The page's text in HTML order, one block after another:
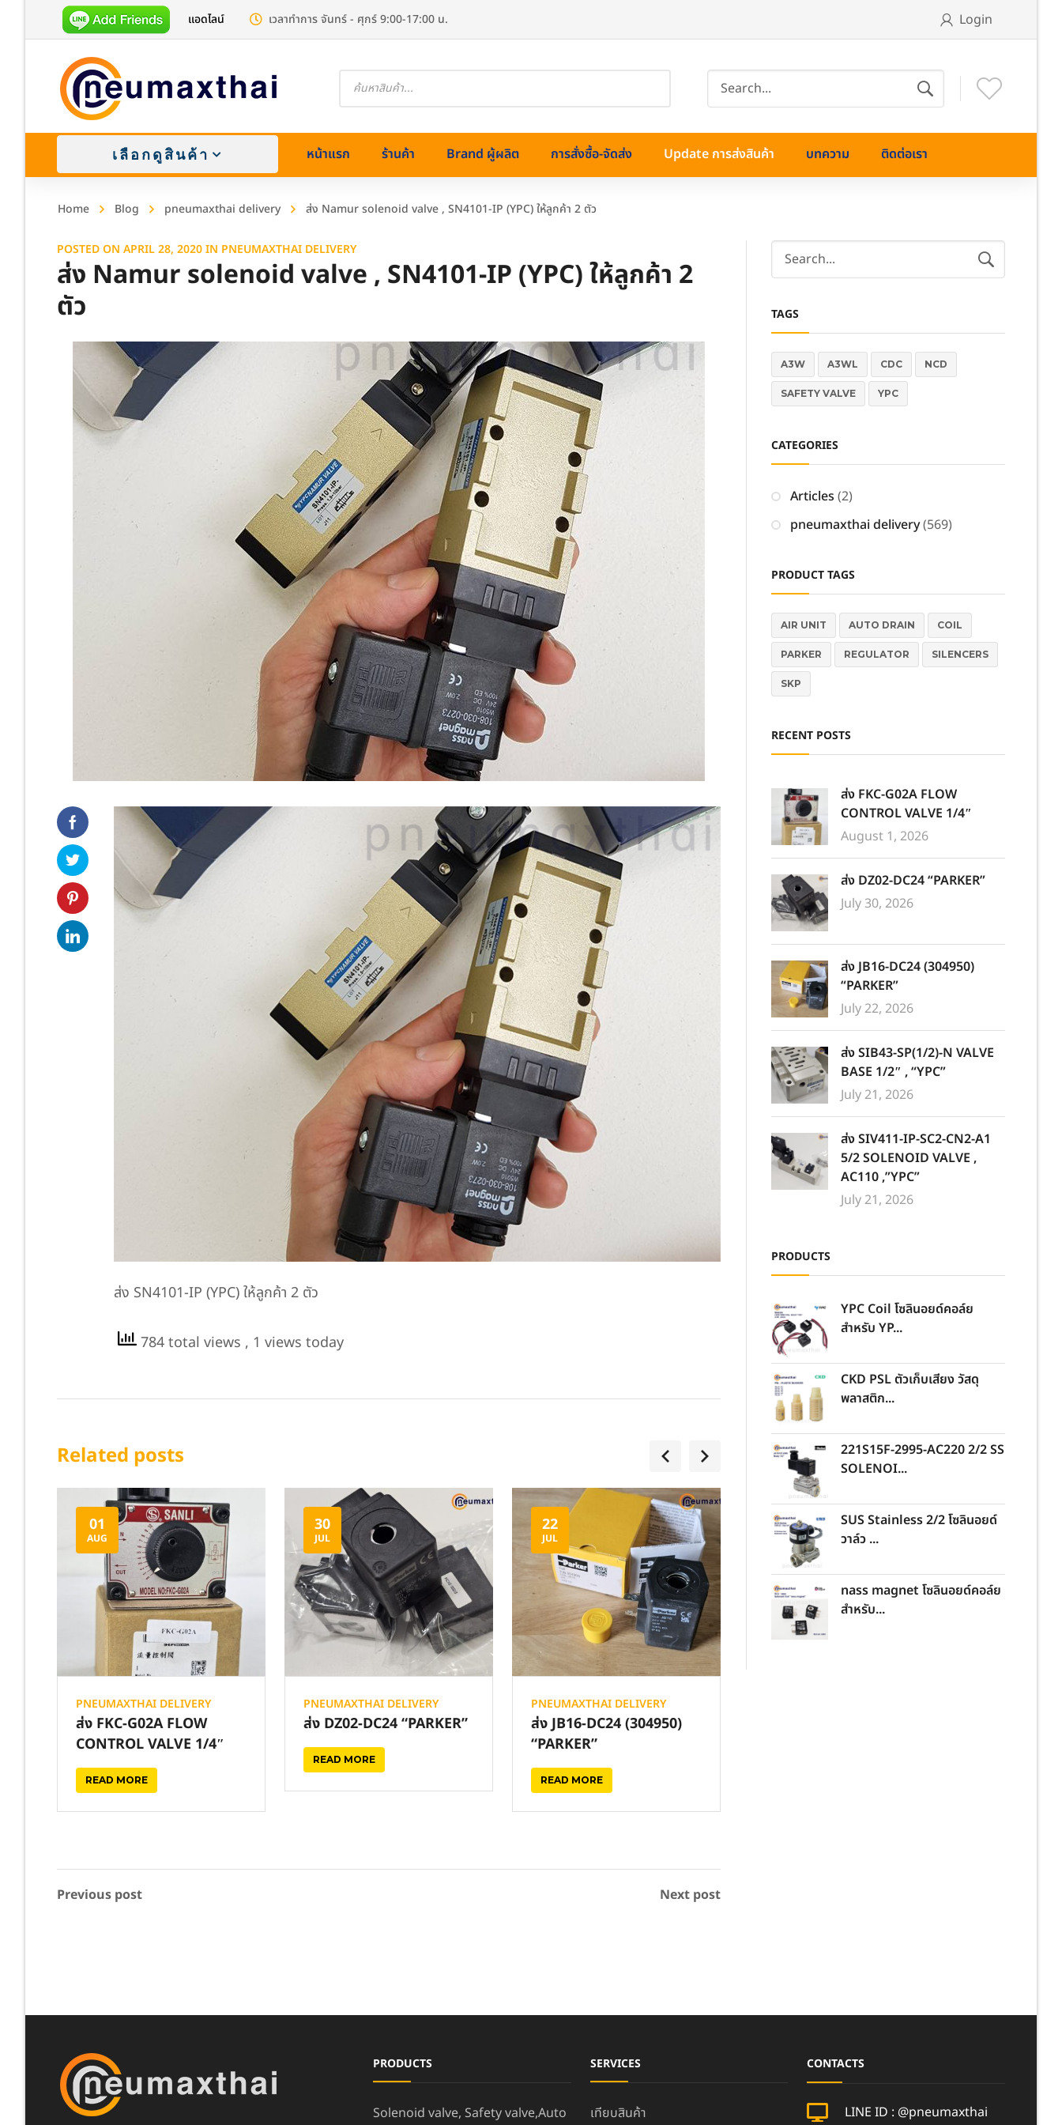
แอดไลน์ เวลาทำการ จันทร์ - ศุกร์ 9:00-17:00 น. Login
Products
เลือกดูสินค้า
Cast Iron (เหล็กหล่อ)
หน้าแรก ร้านค้า Brand ผู้ผลิต การสั่งซื้อ-จัดส่ง Update การส่งสินค้า บทความ ติดต่อเรา
Home Blog pneumaxthai delivery ส่ง Namur solenoid valve , SN4101-IP (YPC) ให้ลูกค้า 2 ตัว
POSTED ON APRIL 28, 2020IN PNEUMAXTHAI DELIVERY
ส่ง Namur solenoid valve , SN4101-IP (YPC) ให้ลูกค้า 2
ตัว
ส่ง SN4101-IP (YPC) ให้ลูกค้า 2 ตัว
784 total views , 1 views today
Related posts
01
AUG
PNEUMAXTHAI DELIVERY
ส่ง FKC-G02A FLOW
CONTROL VALVE 1/4″
READ MORE
30
JUL
PNEUMAXTHAI DELIVERY
ส่ง DZ02-DC24 “PARKER”
READ MORE
22
JUL
PNEUMAXTHAI DELIVERY
ส่ง JB16-DC24 (304950)
“PARKER”
READ MORE
21
JUL
Previous post Next post
TAGS
A3W A3WL CDC NCD
SAFETY VALVE YPC
CATEGORIES
Articles (2)
pneumaxthai delivery(569)
PRODUCT TAGS
AIR UNIT AUTO DRAIN COIL
PARKER REGULATOR SILENCERS
SKP
RECENT POSTS
ส่ง FKC-G02A FLOW
CONTROL VALVE 1/4″
August 1, 2026
ส่ง DZ02-DC24 “PARKER”
July 30, 2026
ส่ง JB16-DC24 (304950)
“PARKER”
July 22, 2026
ส่ง SIB43-SP(1/2)-N VALVE
BASE 1/2″ , “YPC”
July 21, 2026
ส่ง SIV411-IP-SC2-CN2-A1
5/2 SOLENOID VALVE ,
AC110 ,”YPC”
July 21, 2026
PRODUCTS
YPC Coil โซลินอยด์คอล์ย
สำหรับ YP...
CKD PSL ตัวเก็บเสียง วัสดุ
พลาสติก...
221S15F-2995-AC220 2/2 SS
SOLENOI...
SUS Stainless 2/2 โซลินอยด์
วาล์ว ...
nass magnet โซลินอยด์คอล์ย
สำหรับ...
PRODUCTS
Solenoid valve, Safety valve,Auto
SERVICES
เทียบสินค้า
CONTACTS
LINE ID : @pneumaxthai